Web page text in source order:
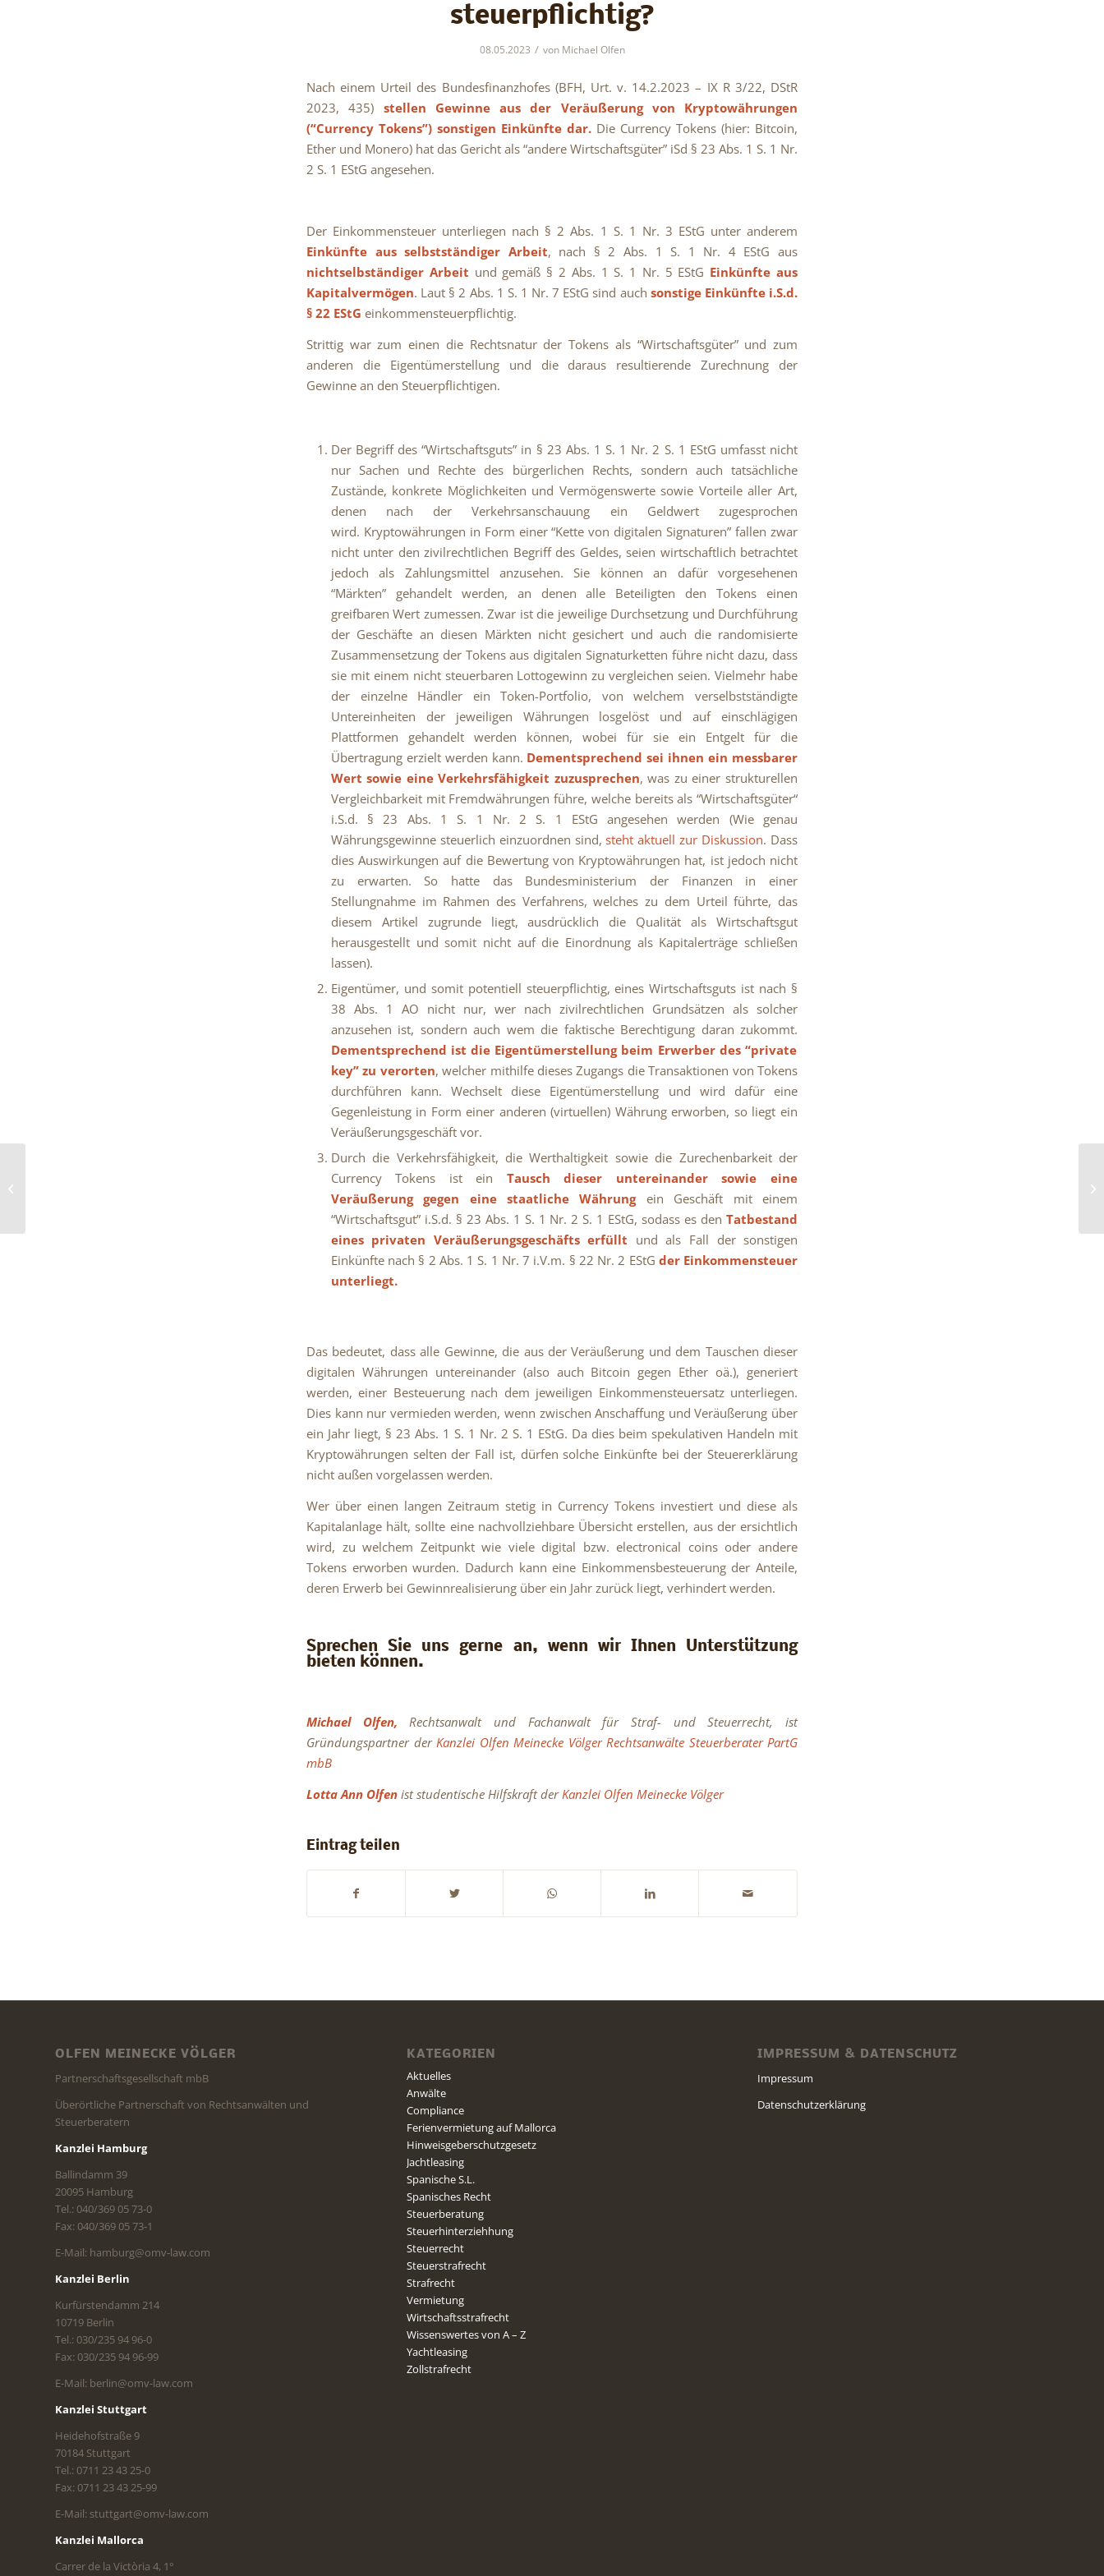
steuerpflichtig?
08.05.2023 / von Michael Olfen
Nach einem Urteil des Bundesfinanzhofes (BFH, Urt. v. 14.2.2023 – IX R 3/22, DStR
2023, 435) stellen Gewinne aus der Veräußerung von Kryptowährungen
(“Currency Tokens”) sonstigen Einkünfte dar. Die Currency Tokens (hier: Bitcoin,
Ether und Monero) hat das Gericht als “andere Wirtschaftsgüter” iSd § 23 Abs. 1 S. 1 Nr.
2 S. 1 EStG angesehen.
Der Einkommensteuer unterliegen nach § 2 Abs. 1 S. 1 Nr. 3 EStG unter anderem
Einkünfte aus selbstständiger Arbeit, nach § 2 Abs. 1 S. 1 Nr. 4 EStG aus
nichtselbständiger Arbeit und gemäß § 2 Abs. 1 S. 1 Nr. 5 EStG Einkünfte aus
Kapitalvermögen. Laut § 2 Abs. 1 S. 1 Nr. 7 EStG sind auch sonstige Einkünfte i.S.d.
§ 22 EStG einkommensteuerpflichtig.
Strittig war zum einen die Rechtsnatur der Tokens als “Wirtschaftsgüter” und zum
anderen die Eigentümerstellung und die daraus resultierende Zurechnung der
Gewinne an den Steuerpflichtigen.
Der Begriff des “Wirtschaftsguts” in § 23 Abs. 1 S. 1 Nr. 2 S. 1 EStG umfasst nicht
nur Sachen und Rechte des bürgerlichen Rechts, sondern auch tatsächliche
Zustände, konkrete Möglichkeiten und Vermögenswerte sowie Vorteile aller Art,
denen nach der Verkehrsanschauung ein Geldwert zugesprochen
wird. Kryptowährungen in Form einer “Kette von digitalen Signaturen” fallen zwar
nicht unter den zivilrechtlichen Begriff des Geldes, seien wirtschaftlich betrachtet
jedoch als Zahlungsmittel anzusehen. Sie können an dafür vorgesehenen
“Märkten” gehandelt werden, an denen alle Beteiligten den Tokens einen
greifbaren Wert zumessen. Zwar ist die jeweilige Durchsetzung und Durchführung
der Geschäfte an diesen Märkten nicht gesichert und auch die randomisierte
Zusammensetzung der Tokens aus digitalen Signaturketten führe nicht dazu, dass
sie mit einem nicht steuerbaren Lottogewinn zu vergleichen seien. Vielmehr habe
der einzelne Händler ein Token-Portfolio, von welchem verselbstständigte
Untereinheiten der jeweiligen Währungen losgelöst und auf einschlägigen
Plattformen gehandelt werden können, wobei für sie ein Entgelt für die
Übertragung erzielt werden kann. Dementsprechend sei ihnen ein messbarer
Wert sowie eine Verkehrsfähigkeit zuzusprechen, was zu einer strukturellen
Vergleichbarkeit mit Fremdwährungen führe, welche bereits als “Wirtschaftsgüter“
i.S.d. § 23 Abs. 1 S. 1 Nr. 2 S. 1 EStG angesehen werden (Wie genau
Währungsgewinne steuerlich einzuordnen sind,steht aktuell zur Diskussion. Dass
dies Auswirkungen auf die Bewertung von Kryptowährungen hat, ist jedoch nicht
zu erwarten. So hatte das Bundesministerium der Finanzen in einer
Stellungnahme im Rahmen des Verfahrens, welches zu dem Urteil führte, das
diesem Artikel zugrunde liegt, ausdrücklich die Qualität als Wirtschaftsgut
herausgestellt und somit nicht auf die Einordnung als Kapitalerträge schließen
lassen).
Eigentümer, und somit potentiell steuerpflichtig, eines Wirtschaftsguts ist nach §
38 Abs. 1 AO nicht nur, wer nach zivilrechtlichen Grundsätzen als solcher
anzusehen ist, sondern auch wem die faktische Berechtigung daran zukommt.
Dementsprechend ist die Eigentümerstellung beim Erwerber des “private
key” zu verorten, welcher mithilfe dieses Zugangs die Transaktionen von Tokens
durchführen kann. Wechselt diese Eigentümerstellung und wird dafür eine
Gegenleistung in Form einer anderen (virtuellen) Währung erworben, so liegt ein
Veräußerungsgeschäft vor.
Durch die Verkehrsfähigkeit, die Werthaltigkeit sowie die Zurechenbarkeit der
Currency Tokens ist ein Tausch dieser untereinander sowie eine
Veräußerung gegen eine staatliche Währungein Geschäft mit einem
“Wirtschaftsgut” i.S.d. § 23 Abs. 1 S. 1 Nr. 2 S. 1 EStG, sodass es den Tatbestand
eines privaten Veräußerungsgeschäfts erfüllt und als Fall der sonstigen
Einkünfte nach § 2 Abs. 1 S. 1 Nr. 7 i.V.m. § 22 Nr. 2 EStG der Einkommensteuer
unterliegt.
Das bedeutet, dass alle Gewinne, die aus der Veräußerung und dem Tauschen dieser
digitalen Währungen untereinander (also auch Bitcoin gegen Ether oä.), generiert
werden, einer Besteuerung nach dem jeweiligen Einkommensteuersatz unterliegen.
Dies kann nur vermieden werden, wenn zwischen Anschaffung und Veräußerung über
ein Jahr liegt, § 23 Abs. 1 S. 1 Nr. 2 S. 1 EStG. Da dies beim spekulativen Handeln mit
Kryptowährungen selten der Fall ist, dürfen solche Einkünfte bei der Steuererklärung
nicht außen vorgelassen werden.
Wer über einen langen Zeitraum stetig in Currency Tokens investiert und diese als
Kapitalanlage hält, sollte eine nachvollziehbare Übersicht erstellen, aus der ersichtlich
wird, zu welchem Zeitpunkt wie viele digital bzw. electronical coins oder andere
Tokens erworben wurden. Dadurch kann eine Einkommensbesteuerung der Anteile,
deren Erwerb bei Gewinnrealisierung über ein Jahr zurück liegt, verhindert werden.
Sprechen Sie uns gerne an, wenn wir Ihnen Unterstützung
bieten können.
Michael Olfen,Rechtsanwalt und Fachanwalt für Straf- und Steuerrecht, ist
Gründungspartner der Kanzlei Olfen Meinecke Völger Rechtsanwälte Steuerberater PartG
mbB
Lotta Ann Olfen ist studentische Hilfskraft der Kanzlei Olfen Meinecke Völger
Eintrag teilen
OLFEN MEINECKE VÖLGER
Partnerschaftsgesellschaft mbB
Überörtliche Partnerschaft von Rechtsanwälten und
Steuerberatern
Kanzlei Hamburg
Ballindamm 39
20095 Hamburg
Tel.: 040/369 05 73-0
Fax: 040/369 05 73-1
E-Mail: hamburg@omv-law.com
Kanzlei Berlin
Kurfürstendamm 214
10719 Berlin
Tel.: 030/235 94 96-0
Fax: 030/235 94 96-99
E-Mail: berlin@omv-law.com
Kanzlei Stuttgart
Heidehofstraße 9
70184 Stuttgart
Tel.: 0711 23 43 25-0
Fax: 0711 23 43 25-99
E-Mail: stuttgart@omv-law.com
Kanzlei Mallorca
Carrer de la Victòria 4, 1°
KATEGORIEN
Aktuelles
Anwälte
Compliance
Ferienvermietung auf Mallorca
Hinweisgeberschutzgesetz
Jachtleasing
Spanische S.L.
Spanisches Recht
Steuerberatung
Steuerhinterziehhung
Steuerrecht
Steuerstrafrecht
Strafrecht
Vermietung
Wirtschaftsstrafrecht
Wissenswertes von A – Z
Yachtleasing
Zollstrafrecht
IMPRESSUM & DATENSCHUTZ
Impressum
Datenschutzerklärung